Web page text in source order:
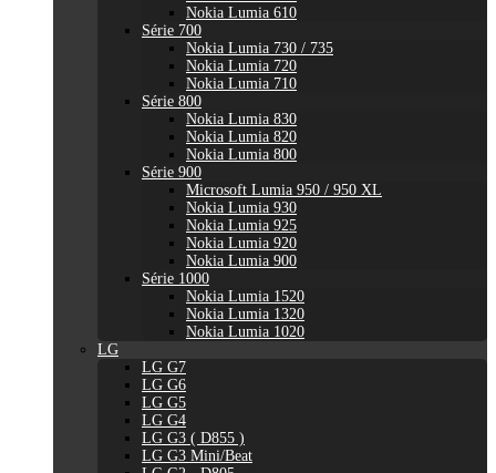
Nokia Lumia 610
Série 700
Nokia Lumia 730 / 735
Nokia Lumia 720
Nokia Lumia 710
Série 800
Nokia Lumia 830
Nokia Lumia 820
Nokia Lumia 800
Série 900
Microsoft Lumia 950 / 950 XL
Nokia Lumia 930
Nokia Lumia 925
Nokia Lumia 920
Nokia Lumia 900
Série 1000
Nokia Lumia 1520
Nokia Lumia 1320
Nokia Lumia 1020
LG
LG G7
LG G6
LG G5
LG G4
LG G3 ( D855 )
LG G3 Mini/Beat